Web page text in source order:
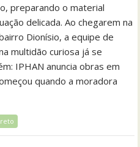
preparando o material
delicada. Ao chegarem na
Dionísio, a equipe de
multidão curiosa já se
IPHAN anuncia obras em
quando a moradora